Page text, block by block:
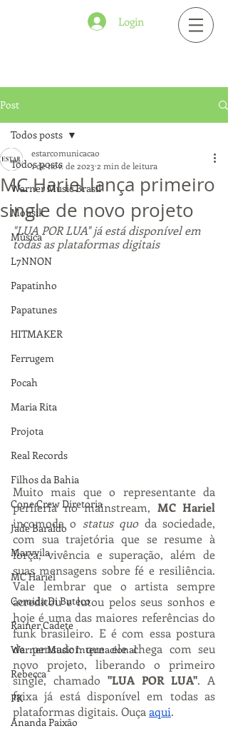
Login
Post
Todos posts
Warner Music Brasil
Mousik
Música
L7NNON
Papatinho
Papatunes
HITMAKER
Ferrugem
Pocah
Maria Rita
Projota
Real Records
Filhos da Bahia
Cone Crew Diretoria
Jade Baraldo
Marvvila
MC Hariel
Comida Di Buteco
Rainer Cadete
Warner Music Internacional
Rebecca
PK
Ananda Paixão
Todos posts
MC Hariel lança primeiro
single de novo projeto
estarcomunicacao
1 de nov. de 2023 2 min de leitura
"LUA POR LUA" já está disponível em
todas as plataformas digitais
Muito mais que o representante da
periferia no mainstream, MC Hariel
incomoda o status quo da sociedade,
com sua trajetória que se resume à
força, vivência e superação, além de
suas mensagens sobre fé e resiliência.
Vale lembrar que o artista sempre
acreditou e lutou pelos seus sonhos e
hoje é uma das maiores referências do
funk brasileiro. E é com essa postura
de pensador que ele chega com seu
novo projeto, liberando o primeiro
single, chamado "LUA POR LUA". A
faixa já está disponível em todas as
plataformas digitais. Ouça aqui.